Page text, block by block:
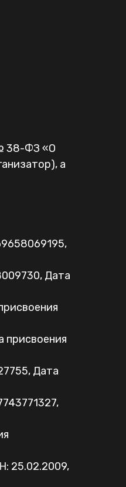
38-ФЗ «О
а
Дата
присвоения
Дата
25.02.2009,